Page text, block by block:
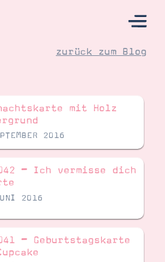
zurück zum Blog
mit Holz
2016
042 – Ich vermisse dich
2016
041 – Geburtstagskarte